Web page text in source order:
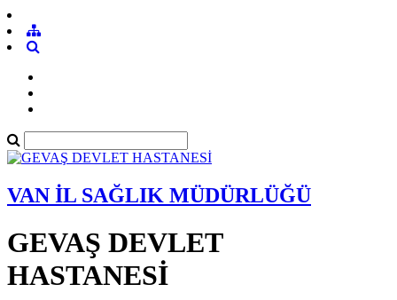
VAN İL SAĞLIK MÜDÜRLÜĞÜ
GEVAŞ DEVLET
HASTANESİ